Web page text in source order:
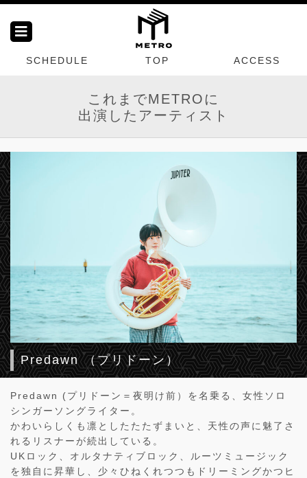
SCHEDULE TOP ACCESS
これまでMETROに
出演したアーティスト
Predawn （プリドーン）
Predawn (プリドーン＝夜明け前）を名乗る、女性ソロ
シンガーソングライター。
かわいらしくも凛としたたたずまいと、天性の声に魅了さ
れるリスナーが続出している。
UKロック、オルタナティブロック、ルーツミュージック
を独自に昇華し、少々ひねくれつつもドリーミングかつヒ